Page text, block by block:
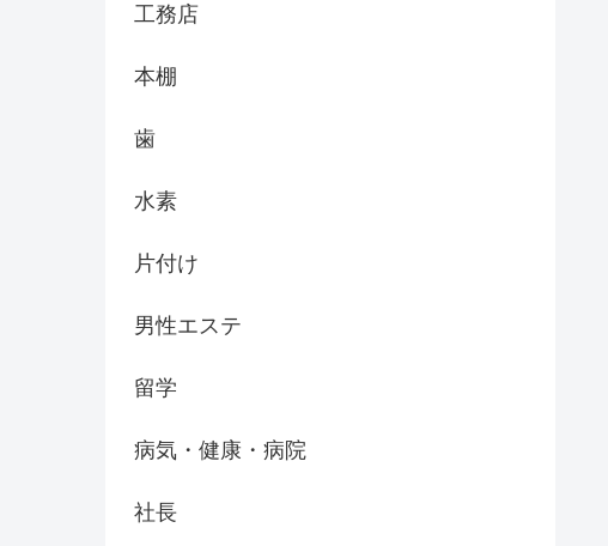
工務店
本棚
歯
水素
片付け
男性エステ
留学
病気・健康・病院
社長